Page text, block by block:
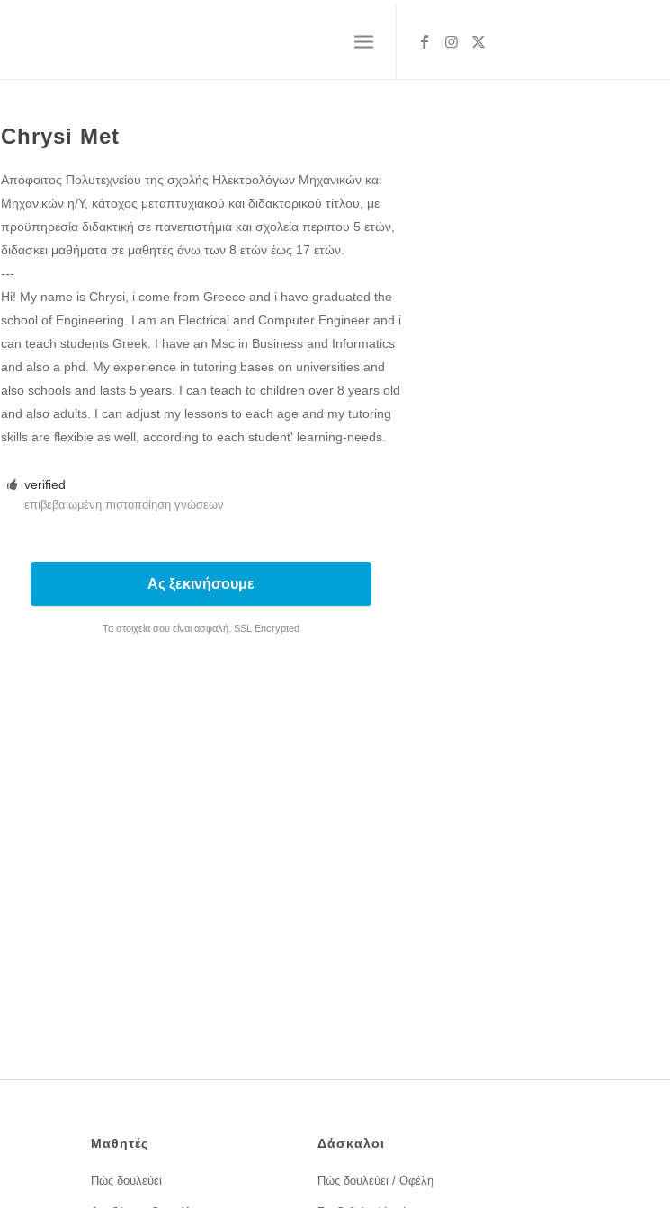
Chrysi Met
Απόφοιτος Πολυτεχνείου της σχολής Ηλεκτρολόγων Μηχανικών και
Μηχανικών η/Υ, κάτοχος μεταπτυχιακού και διδακτορικού τίτλου, με
προϋπηρεσία διδακτική σε πανεπιστήμια και σχολεία περιπου 5 ετών,
διδασκει μαθήματα σε μαθητές άνω των 8 ετών έως 17 ετών.
---
Hi! My name is Chrysi, i come from Greece and i have graduated the
school of Engineering. I am an Electrical and Computer Engineer and i
can teach students Greek. I have an Msc in Business and Informatics
and also a phd. My experience in tutoring bases on universities and
also schools and lasts 5 years. I can teach to children over 8 years old
and also adults. I can adjust my lessons to each age and my tutoring
skills are flexible as well, according to each student' learning-needs.
verified
επιβεβαιωμένη πιστοποίηση γνώσεων
Ας ξεκινήσουμε
Τα στοιχεία σου είναι ασφαλή. SSL Encrypted
Μαθητές
Πώς δουλεύει
Δάσκαλοι
Πώς δουλεύει / Οφέλη